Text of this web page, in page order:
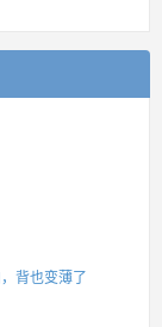
背也变薄了